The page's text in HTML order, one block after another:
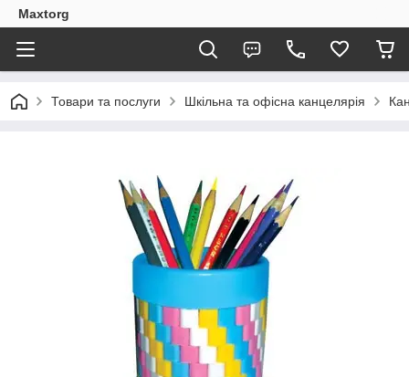
Maxtorg
Товари та послуги Шкільна та офісна канцелярія